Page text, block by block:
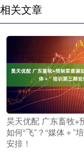
相关文章
昊天优配 广东畜牧+
如何“飞”？“媒体＋”
安排！